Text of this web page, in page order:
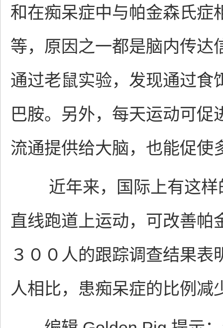
和在痴呆症中与帕金森氏症
等，原因之一都是脑内传达
通过老鼠实验，发现通过食
巴胺。另外，每天运动可促
流通提供给大脑，也能促使
近年来，国际上有这样
直线跑道上运动，可改善帕
３００人的跟踪调查结果
人相比，患痴呆症的比例减